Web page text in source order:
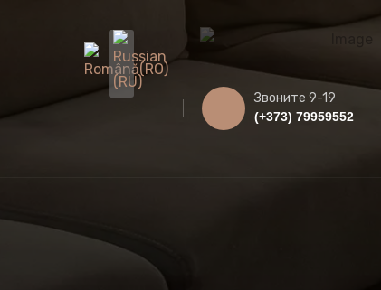
Выберите язык
Звоните 9-19
(+373) 79959552